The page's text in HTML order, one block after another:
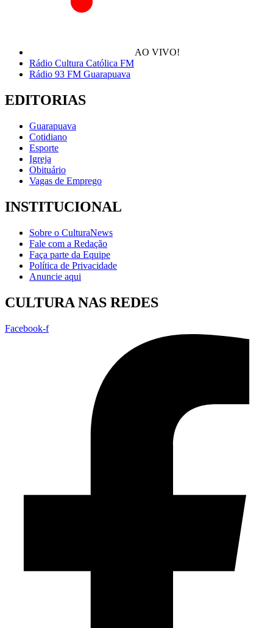
AO VIVO!
Rádio Cultura Católica FM
Rádio 93 FM Guarapuava
EDITORIAS
Guarapuava
Cotidiano
Esporte
Igreja
Obituário
Vagas de Emprego
INSTITUCIONAL
Sobre o CulturaNews
Fale com a Redação
Faça parte da Equipe
Política de Privacidade
Anuncie aqui
CULTURA NAS REDES
Facebook-f